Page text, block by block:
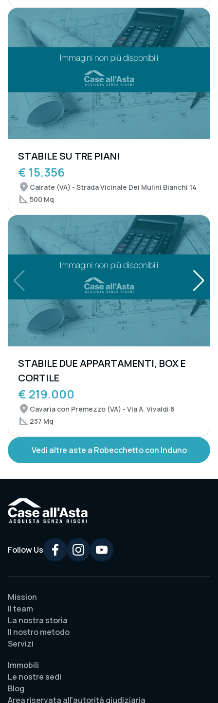
STABILE SU TRE PIANI
€ 15.356
Cairate (VA) - Strada Vicinale Dei Mulini Bianchi 14
500 Mq
STABILE DUE APPARTAMENTI, BOX E
CORTILE
€ 219.000
Cavaria con Premezzo (VA) - Via A. Vivaldi 6
237 Mq
Vedi altre aste a Robecchetto con Induno
Follow Us
Mission
Il team
La nostra storia
Il nostro metodo
Servizi
Immobili
Le nostre sedi
Blog
Area riservata all'autorità giudiziaria